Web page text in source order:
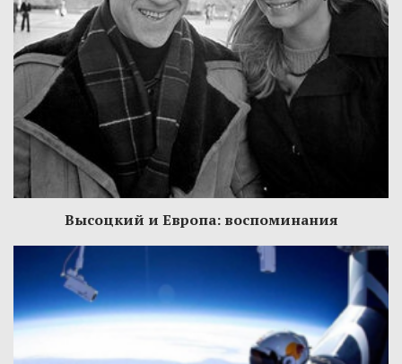
Высоцкий и Европа: воспоминания